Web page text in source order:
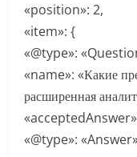
«position»: 2,
«item»: {
«@type»:
«name»: «Какие
расширенная
«@type»: